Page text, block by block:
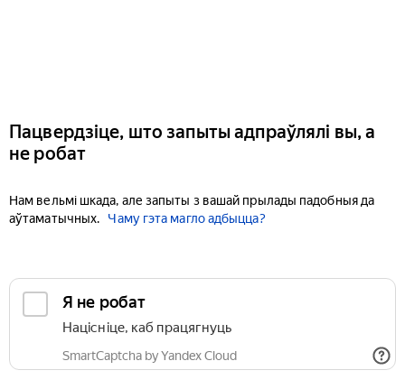
Пацвердзіце, што запыты адпраўлялі вы, а
не робат
Нам вельмі шкада, але запыты з вашай прылады падобныя да
аўтаматычных.
Чаму гэта магло адбыцца?
Я не робат
Націсніце, каб працягнуць
SmartCaptcha by Yandex Cloud